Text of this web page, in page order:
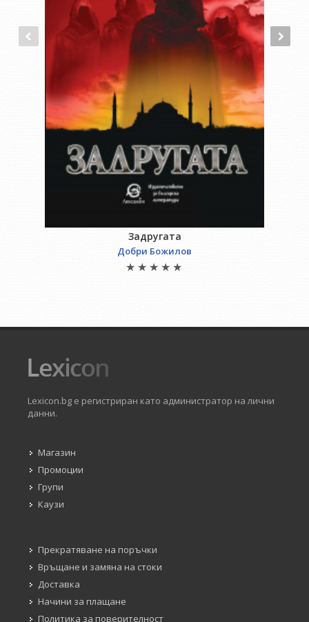
Задругата
Добри Божилов
Lexicon.bg е регистриран като администратор на лични
данни.
Магазин
Промоции
Групи
Каузи
Прекратяване на поръчки
Връщане и замяна на стоки
Доставка
Начини за плащане
Политика за поверителност